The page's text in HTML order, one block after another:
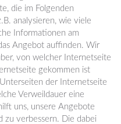
die im Folgenden
analysieren, wie viele
Informationen am
Angebot auffinden. Wir
von welcher Internetseite
gekommen ist
der Internetseite
Verweildauer eine
uns, unsere Angebote
zu verbessern. Die dabei